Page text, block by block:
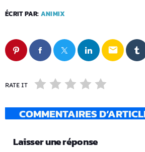
ÉCRIT PAR: ANIMIX
email
RATE IT
COMMENTAIRES
Laisser une réponse